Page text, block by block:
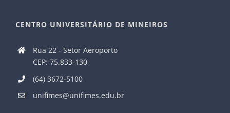
CENTRO UNIVERSITÁRIO DE MINEIROS
Rua 22 - Setor Aeroporto
CEP: 75.833-130
(64) 3672-5100
unifimes@unifimes.edu.br